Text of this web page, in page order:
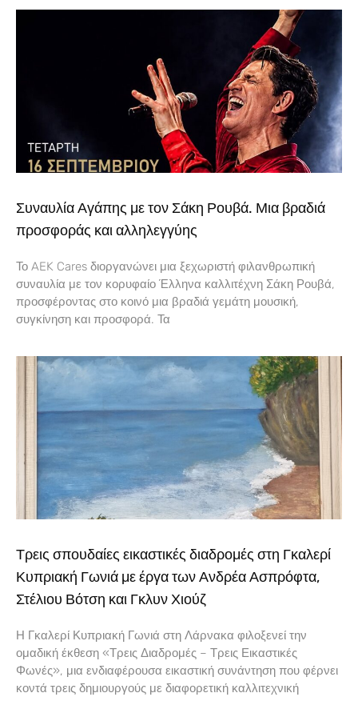
Συναυλία Αγάπης με τον Σάκη Ρουβά. Μια βραδιά
προσφοράς και αλληλεγγύης
Το AEK Cares διοργανώνει μια ξεχωριστή φιλανθρωπική
συναυλία με τον κορυφαίο Έλληνα καλλιτέχνη Σάκη Ρουβά,
προσφέροντας στο κοινό μια βραδιά γεμάτη μουσική,
συγκίνηση και προσφορά. Τα
Τρεις σπουδαίες εικαστικές διαδρομές στη Γκαλερί
Κυπριακή Γωνιά με έργα των Ανδρέα Ασπρόφτα,
Στέλιου Βότση και Γκλυν Χιούζ
Η Γκαλερί Κυπριακή Γωνιά στη Λάρνακα φιλοξενεί την
ομαδική έκθεση «Τρεις Διαδρομές – Τρεις Εικαστικές
Φωνές», μια ενδιαφέρουσα εικαστική συνάντηση που φέρνει
κοντά τρεις δημιουργούς με διαφορετική καλλιτεχνική